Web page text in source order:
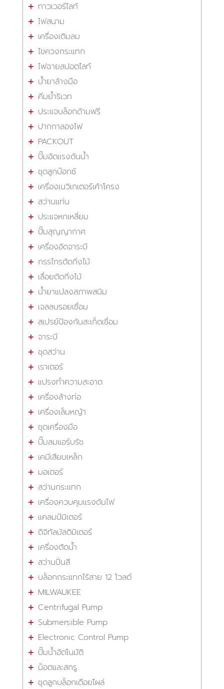
ทาวเวอร์ไลท์
ไฟสนาม
เครื่องเติมลม
ไขควงกระแทก
ไฟฉายสปอตไลท์
น้ำยาล้างมือ
คีมย้ำริเวท
ประแจบล็อกด้ามฟรี
ปากกาลองไฟ
PACKOUT
ปั๊มอัดแรงดันน้ำ
ชุดลูกบ๊อกซ์
เครื่องเนวิเกเตอร์เค้าโครง
สว่านแท่น
ประแจหกเหลี่ยม
ปั๊มสุญญากาศ
เครื่องอัดจาระบี
กรรไกรตัดกิ่งไม้
เลื่อยตัดกิ่งไม้
น้ำยาแปลงสภาพสนิม
เจลลบรอยเชื่อม
สเปรย์ป้องกันสะเก็ดเชื่อม
จาระบี
ชุดสว่าน
เราเตอร์
แปรงทำความสะอาด
เครื่องล้างท่อ
เครื่องเล็มหญ้า
ชุดเครื่องมือ
ปั๊มลมแอร์บรัช
เคมีเสียบเหล็ก
มอเตอร์
สว่านกระแทก
เครื่องควบคุมแรงดันไฟ
แคลมป์มิเตอร์
ดิจิทัลมัลติมิเตอร์
เครื่องตัดน้ำ
สว่านปั่นสี
บล็อกกระแทกไร้สาย 12 โวลต์
MILWAUKEE
Centrifugal Pump
Submersible Pump
Electronic Control Pump
ปั๊มน้ำอัตโนมัติ
น็อตและสกรู
ชุดลูกบล็อกเดือยโผล่